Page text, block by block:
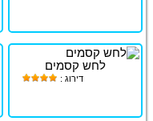
לחש קסמים
דירוג :